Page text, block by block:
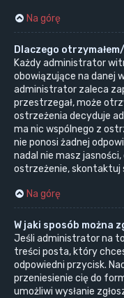
Na górę
Dlaczego
Każdy administrator
obowiązujące na danej
administrator zaleca
przestrzegał, może
ostrzeżenia decyduje
ma nic wspólnego z
nie ponosi żadnej
nadal nie masz
ostrzeżenie,
Na górę
W jaki sposób można
Jeśli administrator na
treści posta, który
odpowiedni przycisk.
przeniesienie cię do
umożliwi wysłanie